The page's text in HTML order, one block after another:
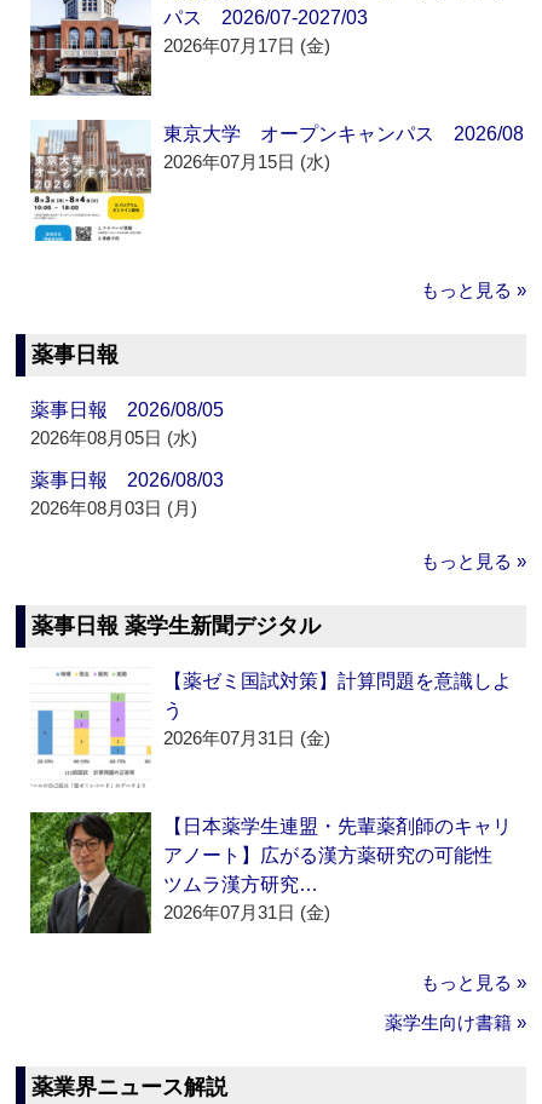
パス 2026/07-2027/03
2026年07月17日 (金)
東京大学 オープンキャンパス 2026/08
2026年07月15日 (水)
もっと見る »
薬事日報
薬事日報 2026/08/05
2026年08月05日 (水)
薬事日報 2026/08/03
2026年08月03日 (月)
もっと見る »
薬事日報 薬学生新聞デジタル
【薬ゼミ国試対策】計算問題を意識しよ
う
2026年07月31日 (金)
【日本薬学生連盟・先輩薬剤師のキャリ
アノート】広がる漢方薬研究の可能性
ツムラ漢方研究…
2026年07月31日 (金)
もっと見る »
薬学生向け書籍 »
薬業界ニュース解説